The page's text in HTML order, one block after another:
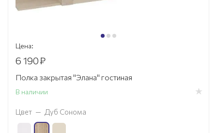
Цена:
6 190₽
Полка закрытая "Элана" гостиная
В наличии
Цвет — Дуб Сонома